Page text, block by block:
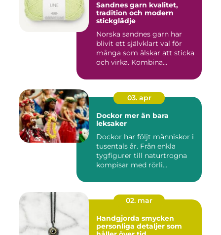
Sandnes garn kvalitet,
tradition och modern
stickglädje
Norska sandnes garn har
blivit ett självklart val för
många som älskar att sticka
och virka. Kombina...
03. apr
Dockor mer än bara
leksaker
Dockor har följt människor i
tusentals år. Från enkla
tygfigurer till naturtrogna
kompisar med rörli...
02. mar
Handgjorda smycken
personliga detaljer som